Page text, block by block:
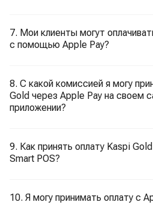
7. Мои клиенты могут
с помощью Apple Pay?
8. С какой комиссией я могу
Gold через Apple Pay на своем
приложении?
9. Как принять оплату Kaspi
Smart POS?
10. Я могу принимать оплату с